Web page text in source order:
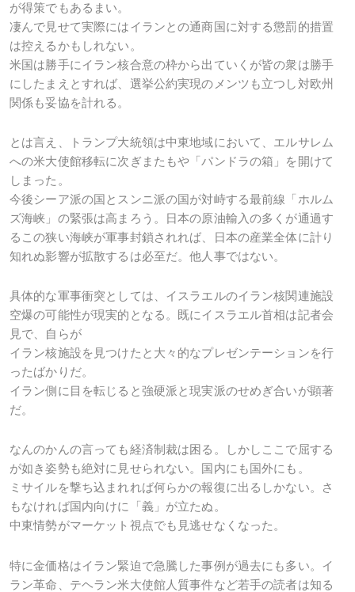
が得策でもあるまい。
凄んで見せて実際にはイランとの通商国に対する懲罰的措置
は控えるかもしれない。
米国は勝手にイラン核合意の枠から出ていくが皆の衆は勝手
にしたまえとすれば、選挙公約実現のメンツも立つし対欧州
関係も妥協を計れる。
とは言え、トランプ大統領は中東地域において、エルサレム
への米大使館移転に次ぎまたもや「パンドラの箱」を開けて
しまった。
今後シーア派の国とスンニ派の国が対峙する最前線「ホルム
ズ海峡」の緊張は高まろう。日本の原油輸入の多くが通過す
るこの狭い海峡が軍事封鎖されれば、日本の産業全体に計り
知れぬ影響が拡散するは必至だ。他人事ではない。
具体的な軍事衝突としては、イスラエルのイラン核関連施設
空爆の可能性が現実的となる。既にイスラエル首相は記者会
見で、自らが
イラン核施設を見つけたと大々的なプレゼンテーションを行
ったばかりだ。
イラン側に目を転じると強硬派と現実派のせめぎ合いが顕著
だ。
なんのかんの言っても経済制裁は困る。しかしここで屈する
が如き姿勢も絶対に見せられない。国内にも国外にも。
ミサイルを撃ち込まれれば何らかの報復に出るしかない。さ
もなければ国内向けに「義」が立たぬ。
中東情勢がマーケット視点でも見逃せなくなった。
特に金価格はイラン緊迫で急騰した事例が過去にも多い。イ
ラン革命、テヘラン米大使館人質事件など若手の読者は知る